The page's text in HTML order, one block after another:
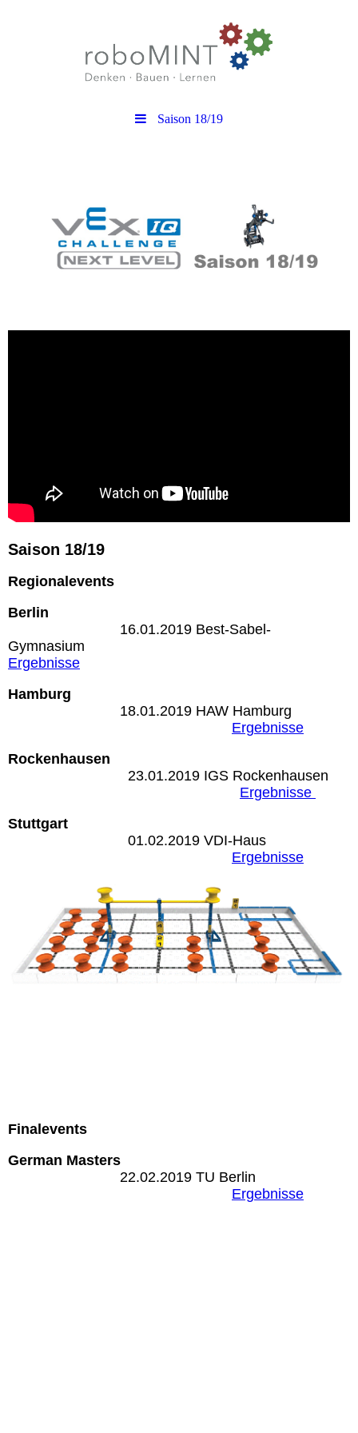
Saison 18/19
Saison 18/19
Regionalevents
Berlin
16.01.2019 Best-Sabel-
Gymnasium
Ergebnisse
Hamburg
18.01.2019 HAW Hamburg
Ergebnisse
Rockenhausen
23.01.2019 IGS Rockenhausen
Ergebnisse
Stuttgart
01.02.2019 VDI-Haus
Ergebnisse
Finalevents
German Masters
22.02.2019 TU Berlin
Ergebnisse